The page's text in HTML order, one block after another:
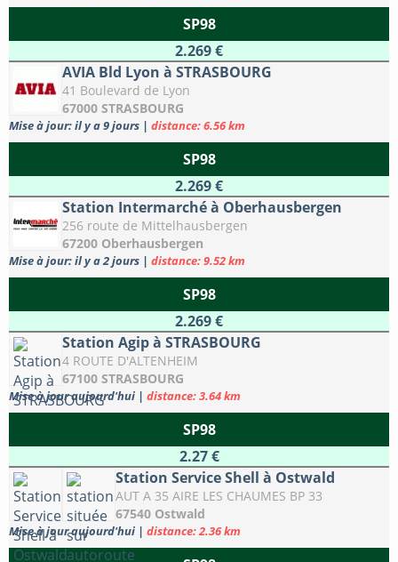
SP98
2.269 €
AVIA Bld Lyon à STRASBOURG
41 Boulevard de Lyon
67000 STRASBOURG
Mise à jour: il y a 9 jours | distance: 6.56 km
SP98
2.269 €
Station Intermarché à Oberhausbergen
256 route de Mittelhausbergen
67200 Oberhausbergen
Mise à jour: il y a 2 jours | distance: 9.52 km
SP98
2.269 €
Station Agip à STRASBOURG
4 ROUTE D'ALTENHEIM
67100 STRASBOURG
Mise à jour aujourd'hui | distance: 3.64 km
SP98
2.27 €
Station Service Shell à Ostwald
AUT A 35 AIRE LES CHAUMES BP 33
67540 Ostwald
Mise à jour aujourd'hui | distance: 2.36 km